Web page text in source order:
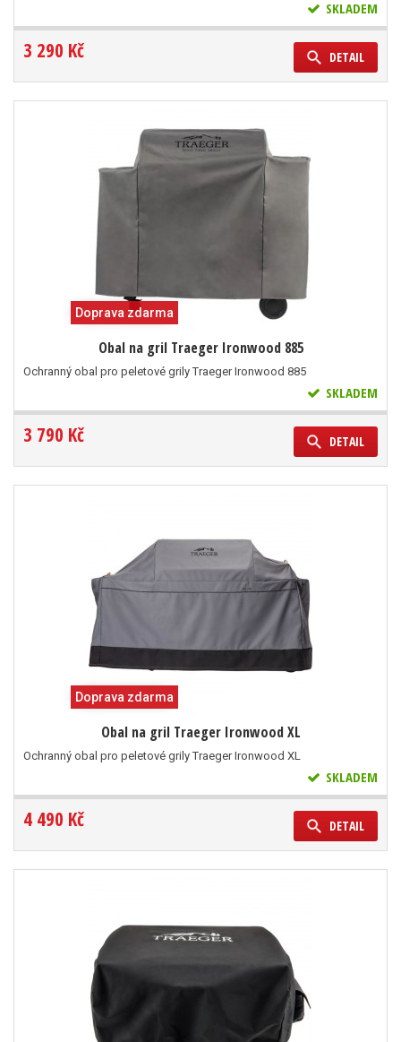
SKLADEM
3 290 Kč DETAIL
Doprava zdarma
Obal na gril Traeger Ironwood 885
Ochranný obal pro peletové grily Traeger Ironwood 885
SKLADEM
3 790 Kč DETAIL
Doprava zdarma
Obal na gril Traeger Ironwood XL
Ochranný obal pro peletové grily Traeger Ironwood XL
SKLADEM
4 490 Kč DETAIL